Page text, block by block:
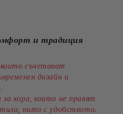
и традиция
съчетават
дизайн и
за хора, които не правят
нито с удобството.